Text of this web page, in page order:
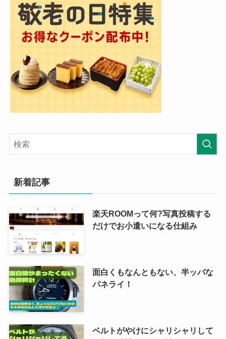
新着記事
楽天ROOMって何?写真投稿する
だけでお小遣いになる仕組み
面白くもなんともない、半ッパな
パネライ！
ベルトがやけにシャリシャリして